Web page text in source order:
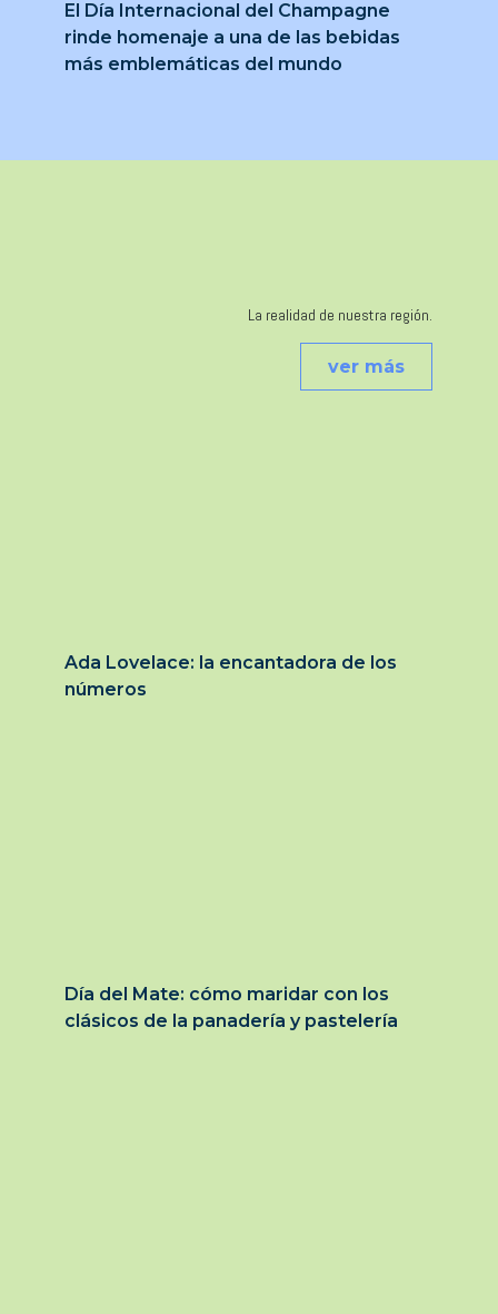
El Día Internacional del Champagne
rinde homenaje a una de las bebidas
más emblemáticas del mundo
La realidad de nuestra región.
ver más
Ada Lovelace: la encantadora de los
números
Día del Mate: cómo maridar con los
clásicos de la panadería y pastelería